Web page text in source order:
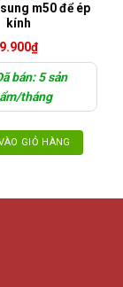
m50 để ép
kính
9.900₫
bán: 5 sản
tháng
GIỎ HÀNG